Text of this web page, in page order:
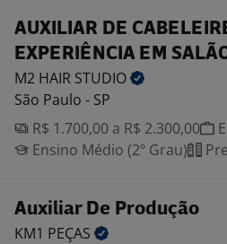
AUXILIAR DE
EXPERIÊNCIA EM
M2 HAIR STUDIO
São Paulo - SP
R$ 1.700,00 a R$ 2.300,00
Ensino Médio (2º Grau)
Auxiliar De Produção
KM1 PEÇAS